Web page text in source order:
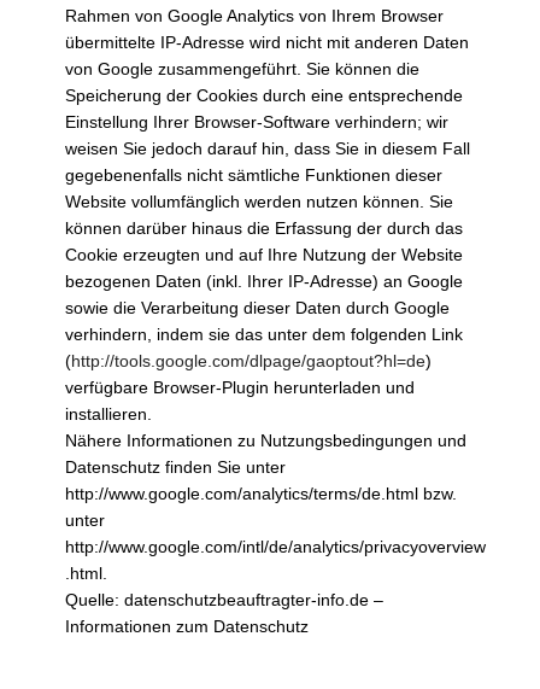
Rahmen von Google Analytics von Ihrem Browser
übermittelte IP-Adresse wird nicht mit anderen Daten
von Google zusammengeführt. Sie können die
Speicherung der Cookies durch eine entsprechende
Einstellung Ihrer Browser-Software verhindern; wir
weisen Sie jedoch darauf hin, dass Sie in diesem Fall
gegebenenfalls nicht sämtliche Funktionen dieser
Website vollumfänglich werden nutzen können. Sie
können darüber hinaus die Erfassung der durch das
Cookie erzeugten und auf Ihre Nutzung der Website
bezogenen Daten (inkl. Ihrer IP-Adresse) an Google
sowie die Verarbeitung dieser Daten durch Google
verhindern, indem sie das unter dem folgenden Link
(http://tools.google.com/dlpage/gaoptout?hl=de)
verfügbare Browser-Plugin herunterladen und
installieren.
Nähere Informationen zu Nutzungsbedingungen und
Datenschutz finden Sie unter
http://www.google.com/analytics/terms/de.html bzw.
unter
http://www.google.com/intl/de/analytics/privacyoverview
.html.
Quelle: datenschutzbeauftragter-info.de –
Informationen zum Datenschutz